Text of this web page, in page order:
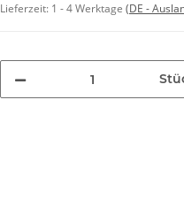
Lieferzeit: 1 - 4 Werktage (DE -